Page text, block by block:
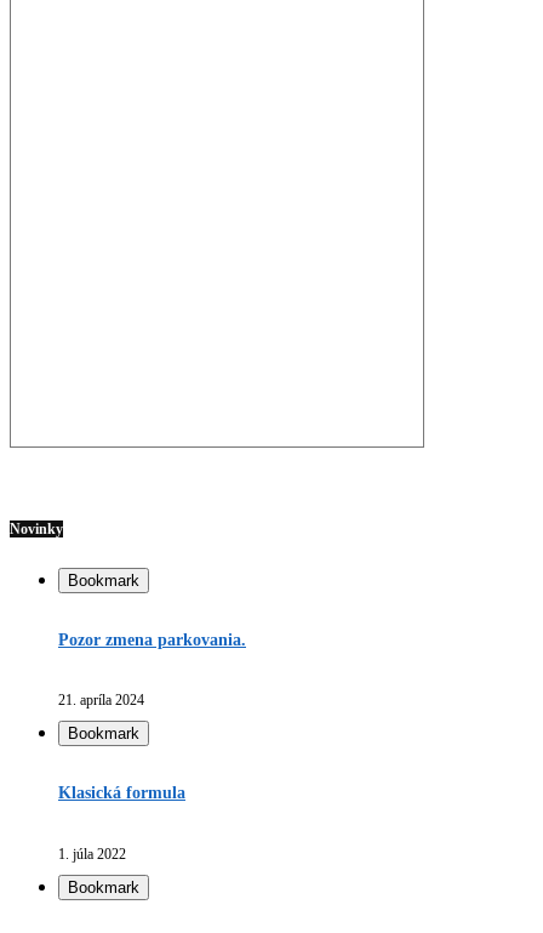
Novinky
Bookmark
Pozor zmena parkovania.
21. apríla 2024
Bookmark
Klasická formula
1. júla 2022
Bookmark